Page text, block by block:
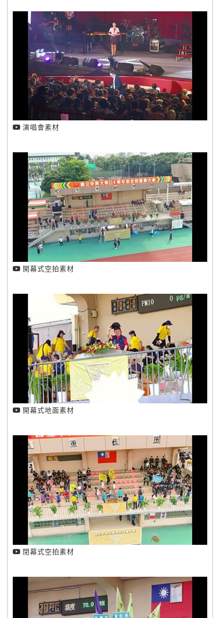
演唱會素材
開幕式空拍素材
開幕式地面素材
閉幕式空拍素材